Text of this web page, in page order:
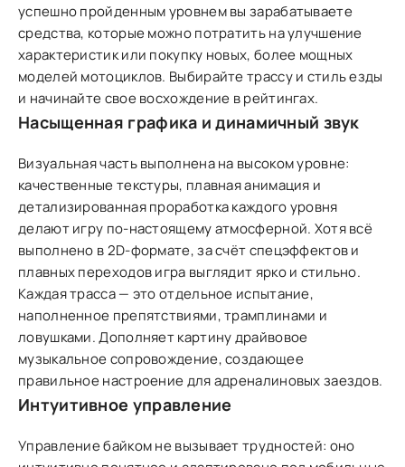
успешно пройденным уровнем вы зарабатываете
средства, которые можно потратить на улучшение
характеристик или покупку новых, более мощных
моделей мотоциклов. Выбирайте трассу и стиль езды
и начинайте свое восхождение в рейтингах.
Насыщенная графика и динамичный звук
Визуальная часть выполнена на высоком уровне:
качественные текстуры, плавная анимация и
детализированная проработка каждого уровня
делают игру по-настоящему атмосферной. Хотя всё
выполнено в 2D-формате, за счёт спецэффектов и
плавных переходов игра выглядит ярко и стильно.
Каждая трасса — это отдельное испытание,
наполненное препятствиями, трамплинами и
ловушками. Дополняет картину драйвовое
музыкальное сопровождение, создающее
правильное настроение для адреналиновых заездов.
Интуитивное управление
Управление байком не вызывает трудностей: оно